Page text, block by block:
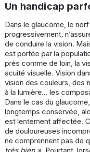
Un handicap
Dans le glaucome, le
progressivement,
de conduire la vision.
est portée par la
près comme de loin, la
acuité visuelle. Vision
vision des couleurs, des
à la lumière… les
Dans le cas du
longtemps conservée,
est lentement affectée.
de douloureuses
ne comprennent pas de